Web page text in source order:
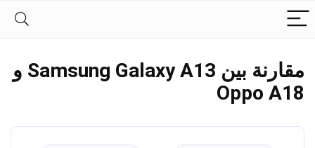
مقارنة بين Samsung Galaxy A13 و
Oppo A18